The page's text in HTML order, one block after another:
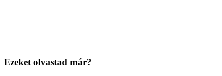
Ezeket olvastad már?